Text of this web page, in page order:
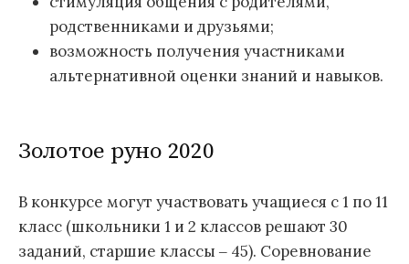
родственниками и друзьями;
возможность получения участниками
альтернативной оценки знаний и навыков.
Золотое руно 2020
В конкурсе могут участвовать учащиеся с 1 по 11
класс (школьники 1 и 2 классов решают 30
заданий, старшие классы ‒ 45). Соревнование